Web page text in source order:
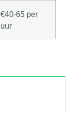
€40-65 per
uur